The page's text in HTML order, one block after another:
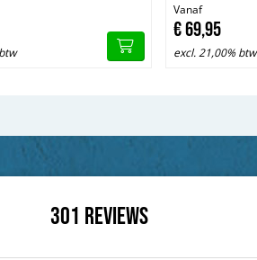
Vanaf
€69,95
excl. 21,00% btw
301 Reviews